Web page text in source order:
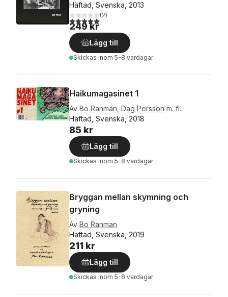
Häftad, Svenska, 2013
5,0utav 5 stjärnor. Totalt antal röster:
(2)
249 kr
Lägg till
Skickas inom 5-8 vardagar
Haikumagasinet 1
Av Bo Ranman, Dag Persson m. fl.
Häftad, Svenska, 2018
85 kr
Lägg till
Skickas inom 5-8 vardagar
Bryggan mellan skymning och
gryning
Av Bo Ranman
Häftad, Svenska, 2019
211 kr
Lägg till
Skickas inom 5-8 vardagar